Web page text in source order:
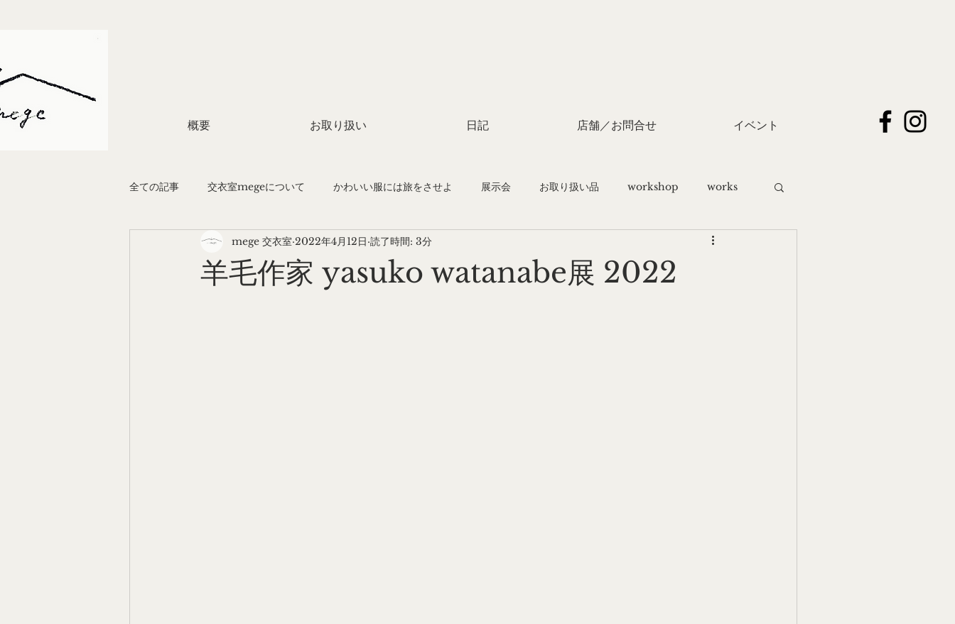
概要 お取り扱い 日記 店舗／お問合せ イベント
全ての記事 交衣室megeについて かわいい服には旅をさせよ 展示会 お取り扱い品 workshop works
結婚式のかたち 企画 着付け教室
羊毛作家 yasuko watanabe展 2022
mege 交衣室 2022年4月12日 読了時間: 3分